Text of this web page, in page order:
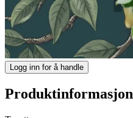
Logg inn for å handle
Produktinformasjon